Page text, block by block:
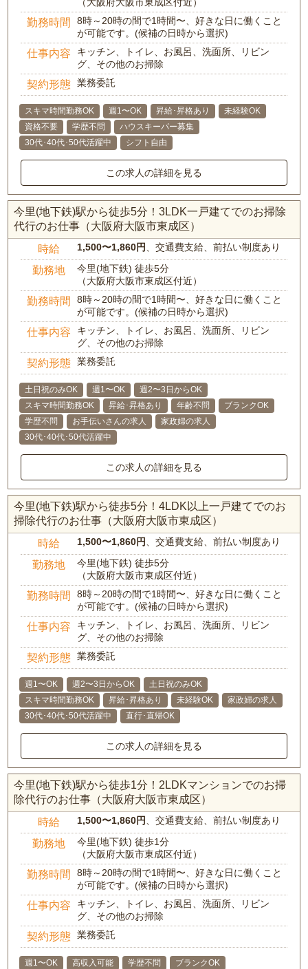
（大阪府大阪市東成区付近）
勤務時間
8時～20時の間で1時間〜、好きな日に働くこと
が可能です。(候補の日時から選択)
仕事内容
キッチン、トイレ、お風呂、洗面所、リビン
グ、その他のお掃除
契約形態 業務委託
スキマ時間勤務OK 週1〜OK 昇給･昇格あり
未経験OK
資格不要
学歴不問
ハウスキーパー募集
30代･40代･50代活躍中
シフト自由
この求人の詳細を見る
今里(地下鉄)駅から徒歩5分！3LDK一戸建てでのお掃除
代行のお仕事（大阪府大阪市東成区）
時給 1,500〜1,860円、交通費支給、前払い制度あり
勤務地
今里(地下鉄) 徒歩5分
（大阪府大阪市東成区付近）
勤務時間
8時～20時の間で1時間〜、好きな日に働くこと
が可能です。(候補の日時から選択)
仕事内容
キッチン、トイレ、お風呂、洗面所、リビン
グ、その他のお掃除
契約形態 業務委託
土日祝のみOK 週1〜OK
週2〜3日からOK
スキマ時間勤務OK
昇給･昇格あり 年齢不問
ブランクOK
学歴不問
お手伝いさんの求人
家政婦の求人
30代･40代･50代活躍中
この求人の詳細を見る
今里(地下鉄)駅から徒歩5分！4LDK以上一戸建てでのお
掃除代行のお仕事（大阪府大阪市東成区）
時給 1,500〜1,860円、交通費支給、前払い制度あり
勤務地
今里(地下鉄) 徒歩5分
（大阪府大阪市東成区付近）
勤務時間
8時～20時の間で1時間〜、好きな日に働くこと
が可能です。(候補の日時から選択)
仕事内容
キッチン、トイレ、お風呂、洗面所、リビン
グ、その他のお掃除
契約形態 業務委託
週1〜OK 週2〜3日からOK
土日祝のみOK
スキマ時間勤務OK
昇給･昇格あり 未経験OK
家政婦の求人
30代･40代･50代活躍中
直行･直帰OK
この求人の詳細を見る
今里(地下鉄)駅から徒歩1分！2LDKマンションでのお掃
除代行のお仕事（大阪府大阪市東成区）
時給 1,500〜1,860円、交通費支給、前払い制度あり
勤務地
今里(地下鉄) 徒歩1分
（大阪府大阪市東成区付近）
勤務時間
8時～20時の間で1時間〜、好きな日に働くこと
が可能です。(候補の日時から選択)
仕事内容
キッチン、トイレ、お風呂、洗面所、リビン
グ、その他のお掃除
契約形態 業務委託
週1〜OK 高収入可能 学歴不問
ブランクOK